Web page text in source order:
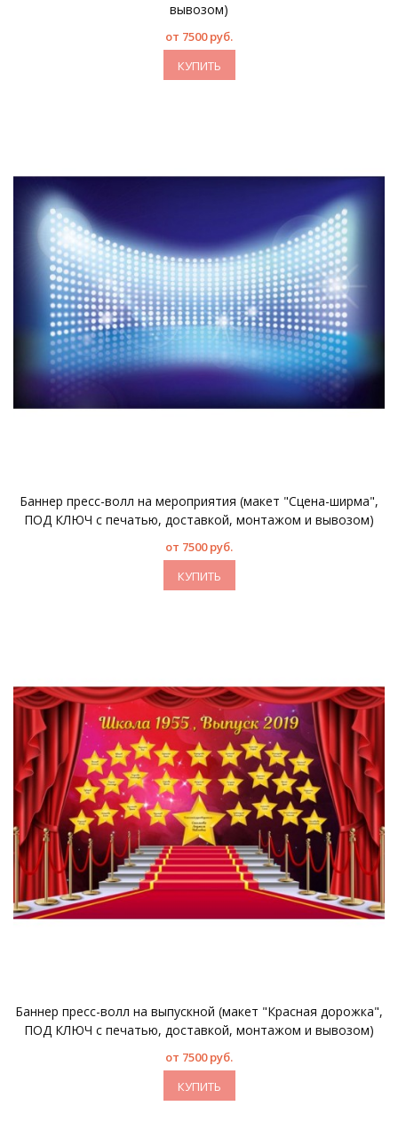
вывозом)
от 7500 руб.
КУПИТЬ
Баннер пресс-волл на мероприятия (макет "Сцена-ширма",
ПОД КЛЮЧ с печатью, доставкой, монтажом и вывозом)
от 7500 руб.
КУПИТЬ
Баннер пресс-волл на выпускной (макет "Красная дорожка",
ПОД КЛЮЧ с печатью, доставкой, монтажом и вывозом)
от 7500 руб.
КУПИТЬ